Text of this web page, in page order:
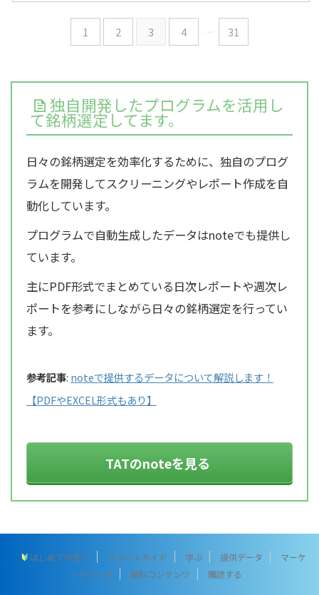
1 2 3 4 … 31
独自開発したプログラムを活用し
て銘柄選定してます。
日々の銘柄選定を効率化するために、独自のプログ
ラムを開発してスクリーニングやレポート作成を自
動化しています。
プログラムで自動生成したデータはnoteでも提供し
ています。
主にPDF形式でまとめている日次レポートや週次レ
ポートを参考にしながら日々の銘柄選定を行ってい
ます。
参考記事: noteで提供するデータについて解説します！
【PDFやEXCEL形式もあり】
TATのnoteを見る
はじめての方へ スタートガイド 学ぶ 提供データ
マーケ
ットデータ
無料コンテンツ 購読する